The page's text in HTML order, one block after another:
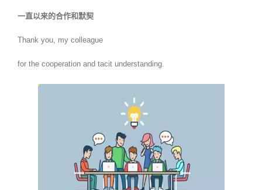
一直以来的合作和默契
Thank you, my colleague
for the cooperation and tacit understanding.